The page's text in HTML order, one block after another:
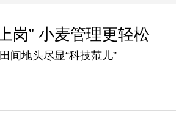
岗” 小麦管理更轻松
地头尽显“科技范儿”